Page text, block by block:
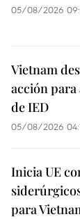
05/08/2026
Vietnam
acción
de IED
05/08/2026
Inicia UE
para